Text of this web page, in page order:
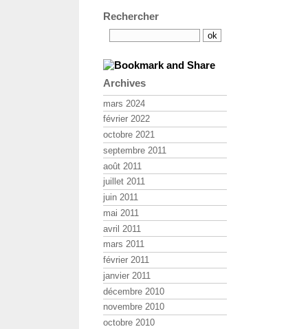
Rechercher
Archives
mars 2024
février 2022
octobre 2021
septembre 2011
août 2011
juillet 2011
juin 2011
mai 2011
avril 2011
mars 2011
février 2011
janvier 2011
décembre 2010
novembre 2010
octobre 2010